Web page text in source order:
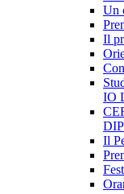
Un
Il
IO
Il